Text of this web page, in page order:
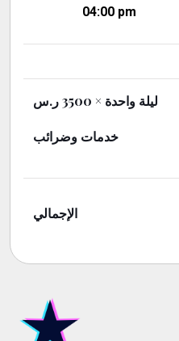
04:00 pm
ليلة واحدة × 3500 ر.س
خدمات وضرائب
الإجمالي